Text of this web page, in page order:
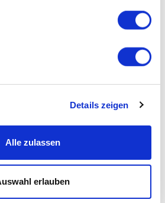
Details zeigen
Alle zulassen
erlauben
Immer einen Zug voraus
1